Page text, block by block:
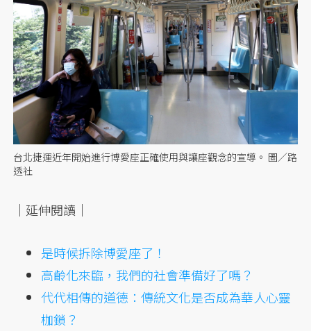
台北捷運近年開始進行博愛座正確使用與讓座觀念的宣導。 圖／路
透社
｜延伸閱讀｜
是時候拆除博愛座了！
高齡化來臨，我們的社會準備好了嗎？
代代相傳的道德：傳統文化是否成為華人心靈
枷鎖？